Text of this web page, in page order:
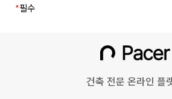
통하여 볼 수 있도록 합니다.
『전자금융거래법』, 『전자서명법』, 『
및 정보보호 등에 관한 법률』, 『소비자기
3. 회사가 약관을 개정할 경우에는 적용일자
불량 이
기기정
OS버
*필수
건축 전문 온라인 플